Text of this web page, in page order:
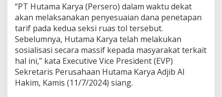
“PT Hutama Karya (Persero) dalam waktu dekat
akan melaksanakan penyesuaian dana penetapan
tarif pada kedua seksi ruas tol tersebut.
Sebelumnya, Hutama Karya telah melakukan
sosialisasi secara massif kepada masyarakat terkait
hal ini,” kata Executive Vice President (EVP)
Sekretaris Perusahaan Hutama Karya Adjib Al
Hakim, Kamis (11/7/2024) siang.